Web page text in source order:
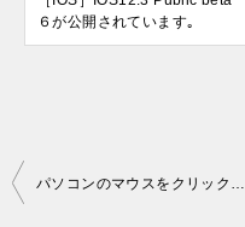
６が公開されています｡
投
パソコンのマウスをクリックするとは？どういうこと？マウス使い方